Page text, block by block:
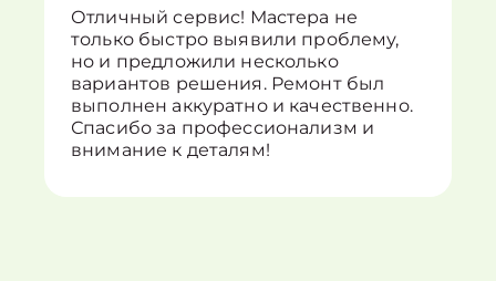
Отличный сервис! Мастера не
только быстро выявили проблему,
но и предложили несколько
вариантов решения. Ремонт был
выполнен аккуратно и качественно.
Спасибо за профессионализм и
внимание к деталям!